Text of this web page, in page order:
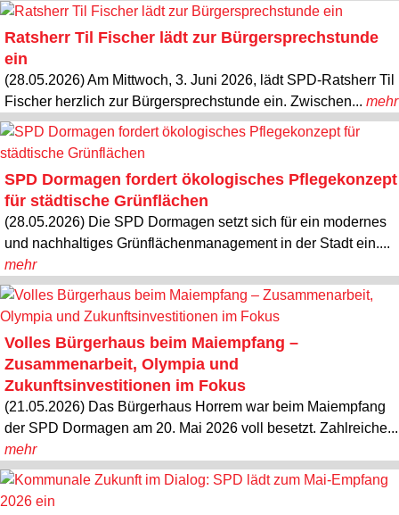
Ratsherr Til Fischer lädt zur Bürgersprechstunde
ein
(28.05.2026) Am Mittwoch, 3. Juni 2026, lädt SPD-Ratsherr Til
Fischer herzlich zur Bürgersprechstunde ein. Zwischen... mehr
SPD Dormagen fordert ökologisches Pflegekonzept
für städtische Grünflächen
(28.05.2026) Die SPD Dormagen setzt sich für ein modernes
und nachhaltiges Grünflächenmanagement in der Stadt ein....
mehr
Volles Bürgerhaus beim Maiempfang –
Zusammenarbeit, Olympia und
Zukunftsinvestitionen im Fokus
(21.05.2026) Das Bürgerhaus Horrem war beim Maiempfang
der SPD Dormagen am 20. Mai 2026 voll besetzt. Zahlreiche...
mehr